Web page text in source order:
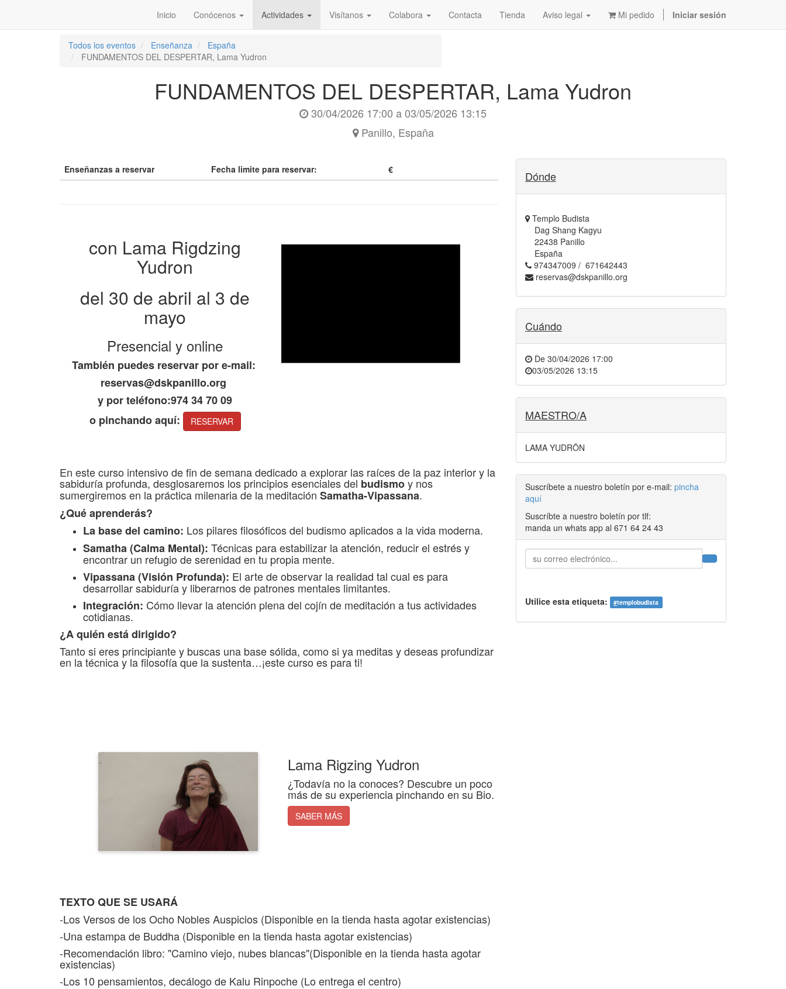
Inicio Conócenos Actividades Visítanos Colabora Contacta Tienda Aviso legal Mi pedido Iniciar sesión
Todos los eventos Enseñanza
España
FUNDAMENTOS DEL DESPERTAR, Lama Yudron
FUNDAMENTOS DEL DESPERTAR, Lama Yudron
30/04/2026 17:00 a03/05/2026 13:15
Panillo, España
Enseñanzas a reservar Fecha limite para reservar: €
con Lama Rigdzing
Yudron
del 30 de abril al 3 de
mayo
Presencial y online
También puedes reservar por e-mail:
reservas@dskpanillo.org
y por teléfono:974 34 70 09
o pinchando aquí:
RESERVAR
En este curso intensivo de fin de semana dedicado a explorar las raíces de la paz interior y la
sabiduría profunda, desglosaremos los principios esenciales del budismoy nos
sumergiremos en la práctica milenaria de la meditación Samatha-Vipassana.
¿Qué aprenderás?
La base del camino: Los pilares filosóficos del budismo aplicados a la vida moderna.
Samatha (Calma Mental): Técnicas para estabilizar la atención, reducir el estrés y
encontrar un refugio de serenidad en tu propia mente.
Vipassana (Visión Profunda): El arte de observar la realidad tal cual es para
desarrollar sabiduría y liberarnos de patrones mentales limitantes.
Integración: Cómo llevar la atención plena del cojín de meditación a tus actividades
cotidianas.
¿A quién está dirigido?
Tanto si eres principiante y buscas una base sólida, como si ya meditas y deseas profundizar
en la técnica y la filosofía que la sustenta…¡este curso es para ti!
Lama Rigzing Yudron
¿Todavía no la conoces? Descubre un poco
más de su experiencia pinchando en su Bio.
SABER MÁS
TEXTO QUE SE USARÁ
-Los Versos de los Ocho Nobles Auspicios (Disponible en la tienda hasta agotar existencias)
-Una estampa de Buddha (Disponible en la tienda hasta agotar existencias)
-Recomendación libro: "Camino viejo, nubes blancas"(Disponible en la tienda hasta agotar
existencias)
-Los 10 pensamientos, decálogo de Kalu Rinpoche (Lo entrega el centro)
Dónde
Templo Budista
Dag Shang Kagyu
22438 Panillo
España
974347009 / 671642443
reservas@dskpanillo.org
Cuándo
De 30/04/2026 17:00
03/05/2026 13:15
MAESTRO/A
LAMA YUDRÖN
Suscríbete a nuestro boletín por e-mail: pincha
aquí
Suscríbte a nuestro boletín por tlf:
manda un whats app al 671 64 24 43
Utilice esta etiqueta: #templobudista